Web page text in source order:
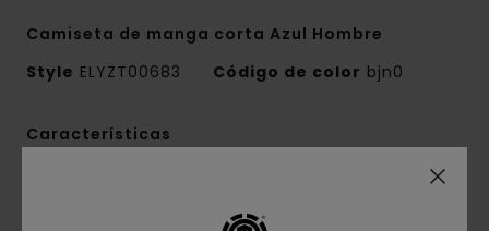
Camiseta de manga corta Azul Hombre
Style ELYZT00683 Código de color bjn0
Características
Confección del tejido:punto jersey [180